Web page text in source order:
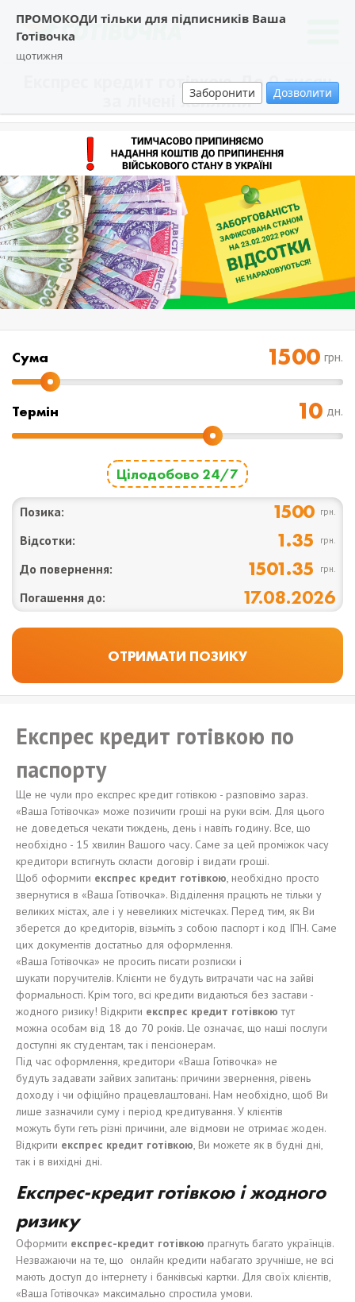
ПРОМОКОДИ тільки для підписників Ваша
Готівочка
щотижня
Заборонити Дозволити
Експрес кредит готівкою. До 9 тисяч
за лічені хвилини
Cума грн.
Термін дн.
Цілодобово 24/7
Позика: 1500 грн.
Відсотки: 1.35 грн.
До повернення: 1501.35 грн.
Погашення до: 17.08.2026
Експрес кредит готівкою по
паспорту
Ще не чули про експрес кредит готівкою - разповімо зараз.
«Ваша Готівочка» може позичити гроші на руки всім. Для цього
не доведеться чекати тиждень, день і навіть годину. Все, що
необхідно - 15 хвилин Вашого часу. Саме за цей проміжок часу
кредитори встигнуть скласти договір і видати гроші.
Щоб оформити експрес кредит готівкою, необхідно просто
звернутися в «Ваша Готівочка». Відділення працють не тільки у
великих містах, але і у невеликих містечках. Перед тим, як Ви
зберется до кредиторів, візьміть з собою паспорт і код ІПН. Саме
цих документів достатньо для оформлення.
«Ваша Готівочка» не просить писати розписки і
шукати поручителів. Клієнти не будуть витрачати час на зайві
формальності. Крім того, всі кредити видаються без застави -
жодного ризику! Відкрити експрес кредит готівкою тут
можна особам від 18 до 70 років. Це означає, що наші послуги
доступні як студентам, так і пенсіонерам.
Під час оформлення, кредитори «Ваша Готівочка» не
будуть задавати зайвих запитань: причини звернення, рівень
доходу і чи офіційно працевлаштовані. Нам необхідно, щоб Ви
лише зазначили суму і період кредитування. У клієнтів
можуть бути геть різні причини, але відмови не отримає жоден.
Відкрити експрес кредит готівкою, Ви можете як в будні дні,
так і в вихідні дні.
Експрес-кредитготівкою і жодного
ризику
Оформити експрес-кредит готівкою прагнуть багато українців.
Незважаючи на те, що онлайн кредити набагато зручніше, не всі
мають доступ до інтернету і банківські картки. Для своїх клієнтів,
«Ваша Готівочка» максимально спростила умови.